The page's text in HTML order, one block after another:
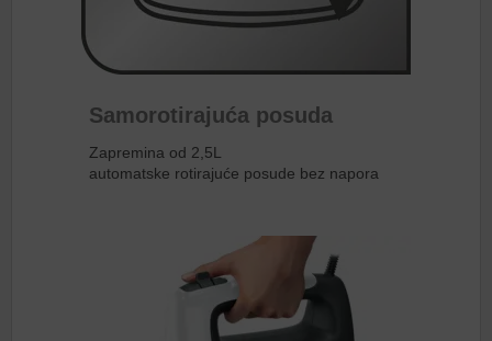
Samorotirajuća posuda
Zapremina od 2,5L
automatske rotirajuće posude bez napora